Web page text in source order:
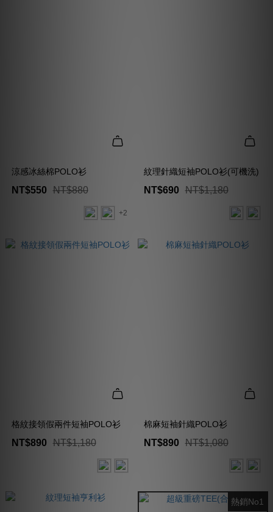
涼感冰絲棉POLO衫
NT$550 NT$880
+2
紋理針織短袖POLO衫(可機洗)
NT$690 NT$1,180
格紋接領假兩件短袖POLO衫
NT$890 NT$1,180
棉麻短袖針織POLO衫
NT$890 NT$1,080
熱銷No1